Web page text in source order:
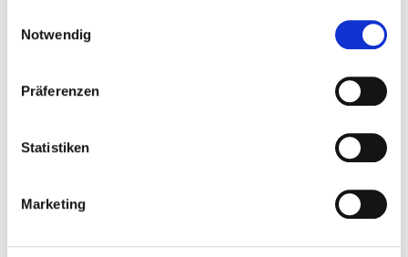
Notwendig
Präferenzen
Statistiken
Marketing
EBENE 1 FINEST AUDIO
SHOW VIENNA 2024